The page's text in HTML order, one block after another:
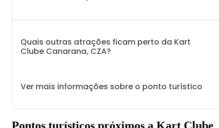
Quais outras atrações ficam perto da Kart
Clube Canarana, CZA?
Ver mais informações sobre o ponto turístico
Pontos turísticos próximos a Kart Clube